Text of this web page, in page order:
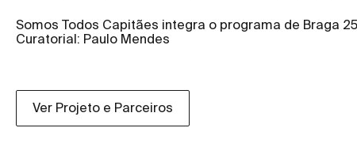
Somos Todos Capitães integra o programa de Braga
Curatorial: Paulo Mendes
Ver Projeto e Parceiros